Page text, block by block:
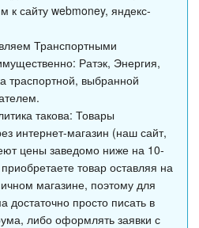
к сайту webmoney, яндекс-
Транспортными
Ратэк, Энергия,
траспортной, выбранной
такова: Товары
интернет-магазин (наш сайт,
цены заведомо ниже на 10-
товар оставляя на
магазине, поэтому для
достаточно просто писать в
либо оформлять заявки с